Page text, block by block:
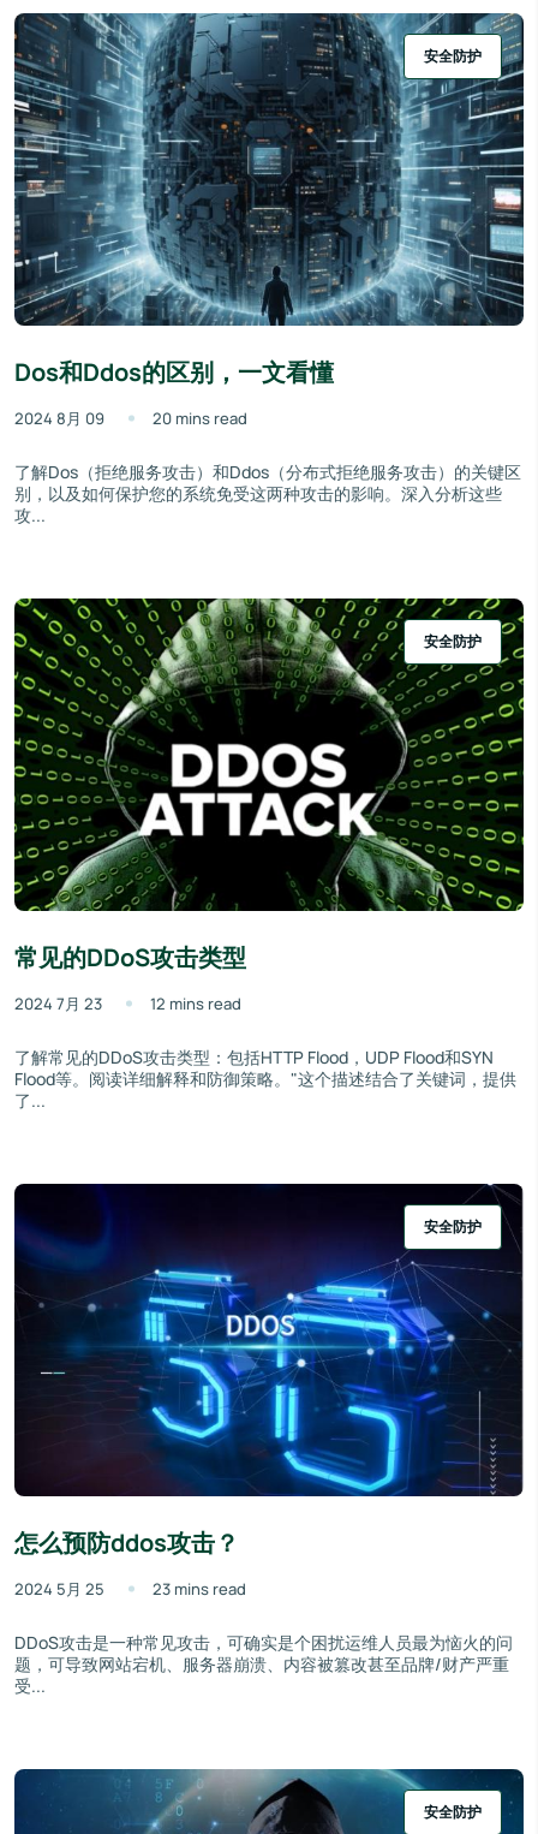
安全防护
Dos和Ddos的区别，一文看懂
2024 8月 09 20 mins read
了解Dos（拒绝服务攻击）和Ddos（分布式拒绝服务攻击）的关键区
别，以及如何保护您的系统免受这两种攻击的影响。深入分析这些
攻...
安全防护
常见的DDoS攻击类型
2024 7月 23 12 mins read
了解常见的DDoS攻击类型：包括HTTP Flood，UDP Flood和SYN
Flood等。阅读详细解释和防御策略。"这个描述结合了关键词，提供
了...
安全防护
怎么预防ddos攻击？
2024 5月 25 23 mins read
DDoS攻击是一种常见攻击，可确实是个困扰运维人员最为恼火的问
题，可导致网站宕机、服务器崩溃、内容被篡改甚至品牌/财产严重
受...
安全防护